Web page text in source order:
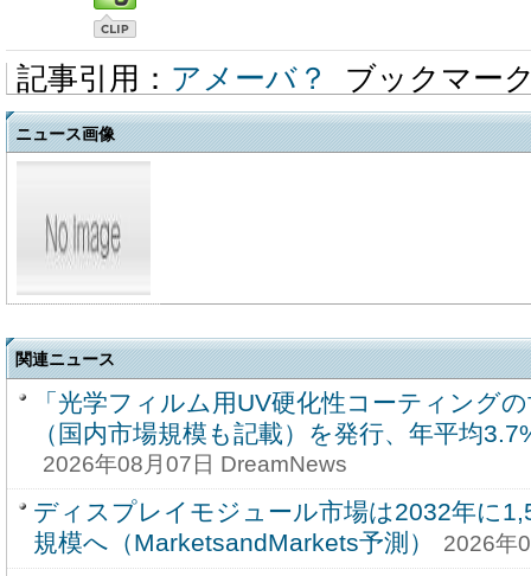
記事引用： アメーバ？ ブックマー
ニュース画像
関連ニュース
「光学フィルム用UV硬化性コーティング
（国内市場規模も記載）を発行、年平均
2026年08月07日 DreamNews
ディスプレイモジュール市場は2032年に
規模へ（MarketsandMarkets予測）
2026年